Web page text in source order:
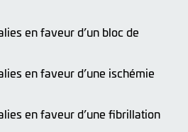
en faveur d’un bloc de
en faveur d’une ischémie
en faveur d’une fibrillation